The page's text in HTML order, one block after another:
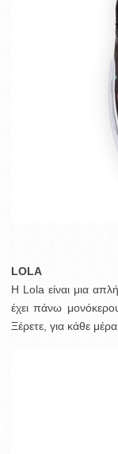
LOLA
Η Lola είναι μια
έχει πάνω
Ξέρετε, για κάθε